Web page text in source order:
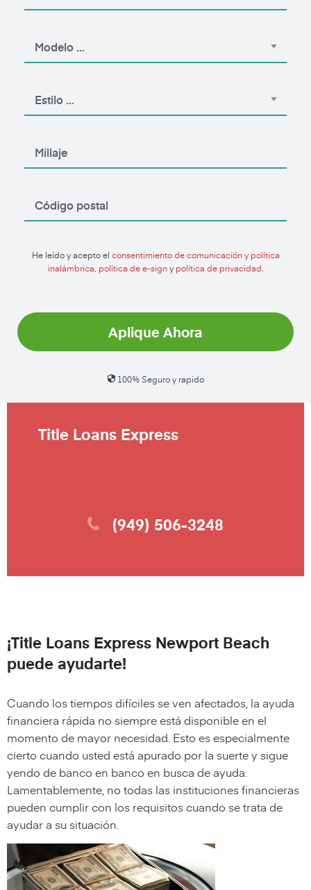
He leído y acepto el consentimiento de comunicación y política
inalámbrica política de e-signy política de privacidad.
Aplique Ahora
100% Seguro y rapido
Title Loans Express
(949) 506-3248
¡Title Loans Express Newport Beach
puede ayudarte!
Cuando los tiempos difíciles se ven afectados, la ayuda
financiera rápida no siempre está disponible en el
momento de mayor necesidad. Esto es especialmente
cierto cuando usted está apurado por la suerte y sigue
yendo de banco en banco en busca de ayuda.
Lamentablemente, no todas las instituciones financieras
pueden cumplir con los requisitos cuando se trata de
ayudar a su situación.